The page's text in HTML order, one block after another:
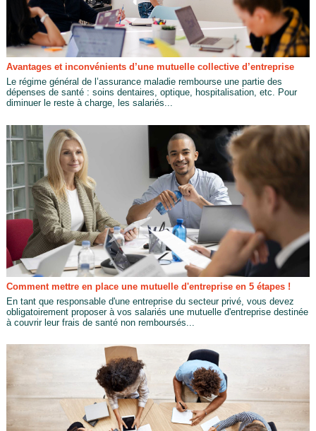
Avantages et inconvénients d’une mutuelle collective d’entreprise
Le régime général de l’assurance maladie rembourse une partie des
dépenses de santé : soins dentaires, optique, hospitalisation, etc. Pour
diminuer le reste à charge, les salariés...
Comment mettre en place une mutuelle d'entreprise en 5 étapes !
En tant que responsable d'une entreprise du secteur privé, vous devez
obligatoirement proposer à vos salariés une mutuelle d'entreprise destinée
à couvrir leur frais de santé non remboursés...